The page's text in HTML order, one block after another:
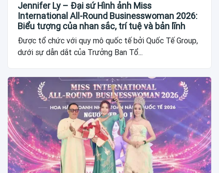
Jennifer Ly – Đại sứ Hình ảnh Miss
International All-Round Businesswoman 2026:
Biểu tượng của nhan sắc, trí tuệ và bản lĩnh
Được tổ chức với quy mô quốc tế bởi Quốc Tế Group,
dưới sự dẫn dắt của Trưởng Ban Tổ...